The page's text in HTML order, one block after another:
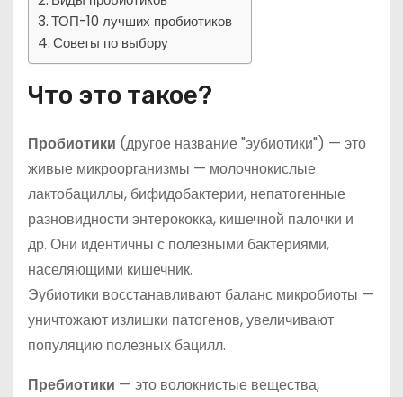
ТОП-10 лучших пробиотиков
Советы по выбору
Что это такое?
Пробиотики (другое название "эубиотики") — это
живые микроорганизмы — молочнокислые
лактобациллы, бифидобактерии, непатогенные
разновидности энтерококка, кишечной палочки и
др. Они идентичны с полезными бактериями,
населяющими кишечник.
Эубиотики восстанавливают баланс микробиоты —
уничтожают излишки патогенов, увеличивают
популяцию полезных бацилл.
Пребиотики — это волокнистые вещества,